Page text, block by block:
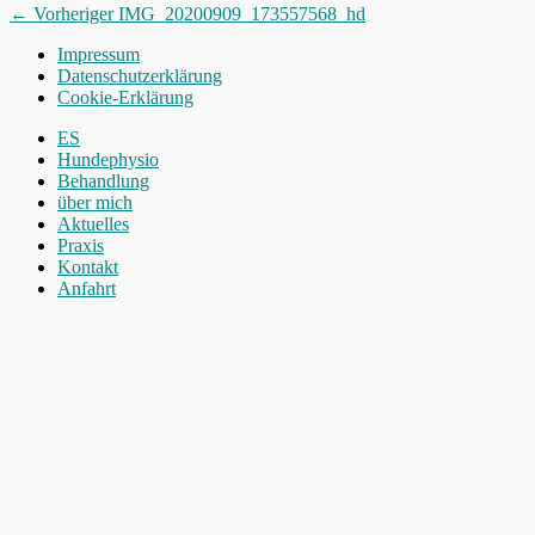
Beitragsnavigation
← Vorheriger Vorheriger
IMG_20200909_173557568_hd
Impressum
Datenschutzerklärung
Cookie-Erklärung
Nach
oben
scrollen
ES
Hundephysio
Behandlung
über mich
Aktuelles
Praxis
Kontakt
Anfahrt